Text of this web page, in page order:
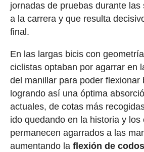
jornadas de pruebas durante las
a la carrera y que resulta
final.
En las largas bicis con
ciclistas optaban por agarrar en
del manillar para poder flexionar
logrando así una óptima
actuales, de cotas más
ido quedando en la historia y los
permanecen agarrados a las
aumentando la flexión de